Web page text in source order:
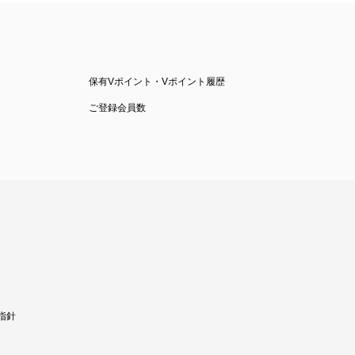
保有Vポイント・Vポイント履歴
ご登録会員数
針